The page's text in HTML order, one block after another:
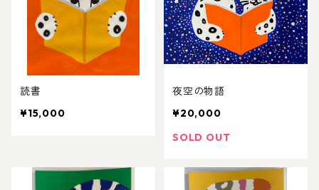
読書
¥15,000
夜空の物語
¥20,000
SOLD OUT